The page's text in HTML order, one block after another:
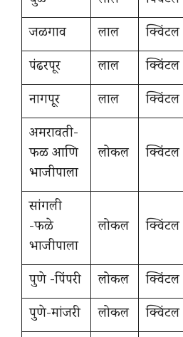
जळगाव
लाल क्विंटल
पंढरपूर
लाल क्विंटल
नागपूर
लाल क्विंटल
अमरावती-
फळ आणि
भाजीपाला
लोकल क्विंटल
सांगली
-फळे
भाजीपाला
लोकल क्विंटल
पुणे -पिंपरी लोकल क्विंटल
पुणे-मांजरी
लोकल क्विंटल